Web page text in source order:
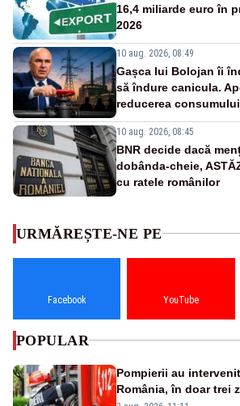
16,4 miliarde euro în
2026
10 aug. 2026, 08:49
Gașca lui Bolojan îi
să îndure canicula.
reducerea
10 aug. 2026, 08:45
BNR decide dacă
dobânda-cheie,
cu ratele românilor
URMĂREȘTE-NE PE
Facebook YouTube
POPULAR
Pompierii au
România, în doar trei